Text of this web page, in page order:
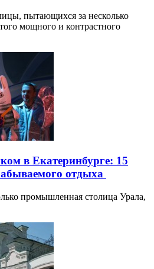
пытающихся за несколько
мощного и контрастного
в Екатеринбурге: 15
отдыха
промышленная столица Урала,